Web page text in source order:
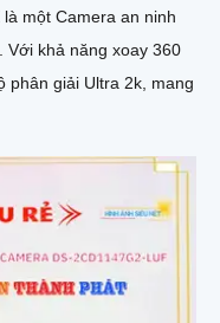
một Camera an ninh
phân giải Ultra 2k, mang